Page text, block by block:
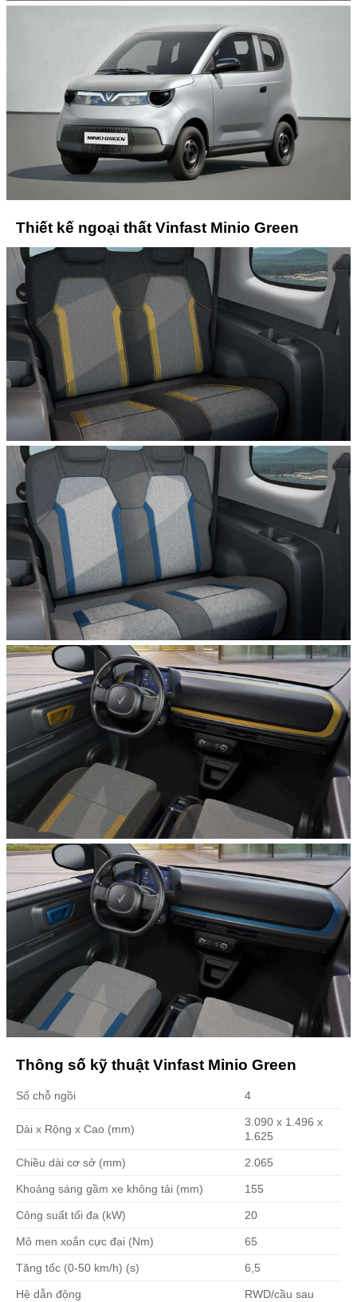
Thiết kế ngoại thất Vinfast Minio Green
Thông số kỹ thuật Vinfast Minio Green
Số chỗ ngồi 4
Dài x Rộng x Cao (mm)
3.090 x 1.496 x
1.625
Chiều dài cơ sở (mm) 2.065
Khoảng sáng gầm xe không tải (mm) 155
Công suất tối đa (kW) 20
Mô men xoắn cực đại (Nm) 65
Tăng tốc (0-50 km/h) (s) 6,5
Hệ dẫn động RWD/cầu sau